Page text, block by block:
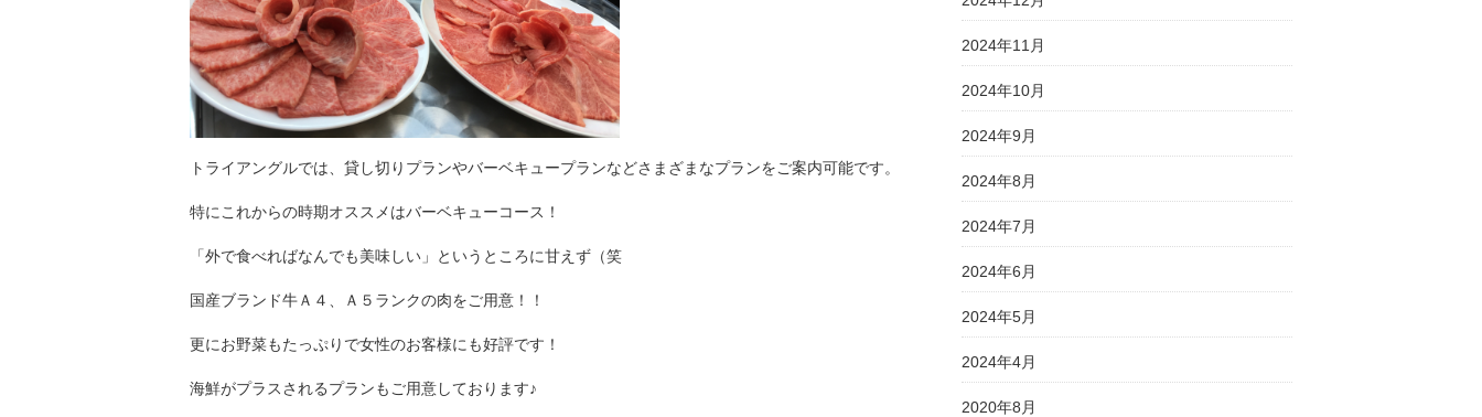
トライアングルでは、貸し切りプランやバーベキュープランなどさまざまなプランをご案内可能です。
特にこれからの時期オススメはバーベキューコース！
「外で食べればなんでも美味しい」というところに甘えず（笑
国産ブランド牛Ａ４、Ａ５ランクの肉をご用意！！
更にお野菜もたっぷりで女性のお客様にも好評です！
海鮮がプラスされるプランもご用意しております♪
2024年11月
2024年10月
2024年9月
2024年8月
2024年7月
2024年6月
2024年5月
2024年4月
2020年8月